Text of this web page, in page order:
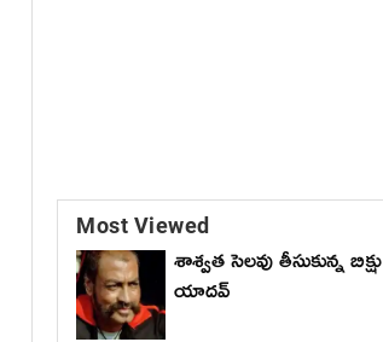
Most Viewed
శాశ్వత సెలవు తీసుకున్న బిక్షు
యాదవ్